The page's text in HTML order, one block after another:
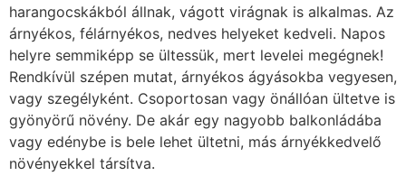
harangocskákból állnak, vágott virágnak is alkalmas. Az
árnyékos, félárnyékos, nedves helyeket kedveli. Napos
helyre semmiképp se ültessük, mert levelei megégnek!
Rendkívül szépen mutat, árnyékos ágyásokba vegyesen,
vagy szegélyként. Csoportosan vagy önállóan ültetve is
gyönyörű növény. De akár egy nagyobb balkonládába
vagy edénybe is bele lehet ültetni, más árnyékkedvelő
növényekkel társítva.